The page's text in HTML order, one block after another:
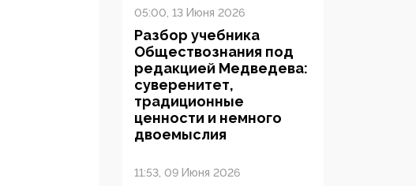
05:00, 13 Июня 2026
Разбор учебника
Обществознания под
редакцией Медведева:
суверенитет,
традиционные
ценности и немного
двоемыслия
11:53, 09 Июня 2026